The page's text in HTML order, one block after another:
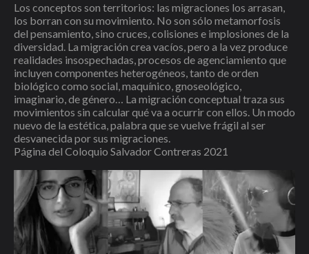
Los conceptos son territorios: las migraciones los arrasan,
los borran con su movimiento. No son sólo metamorfosis
del pensamiento, sino cruces, colisiones e implosiones de la
diversidad. La migración crea vacíos, pero a la vez produce
realidades insospechadas, procesos de agenciamiento que
incluyen componentes heterogéneos, tanto de orden
biológico como social, maquínico, gnoseológico,
imaginario, de género… La migración conceptual traza sus
movimientos sin calcular qué va a ocurrir con ellos. Un modo
nuevo de la estética, palabra que se vuelve frágil al ser
desvanecida por sus migraciones.
Página del Coloquio Salvador Contreras 2021